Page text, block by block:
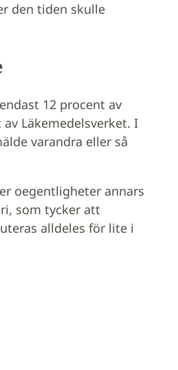
den tiden skulle
12 procent av
Läkemedelsverket. I
varandra eller så
oegentligheter annars
som tycker att
alldeles för lite i